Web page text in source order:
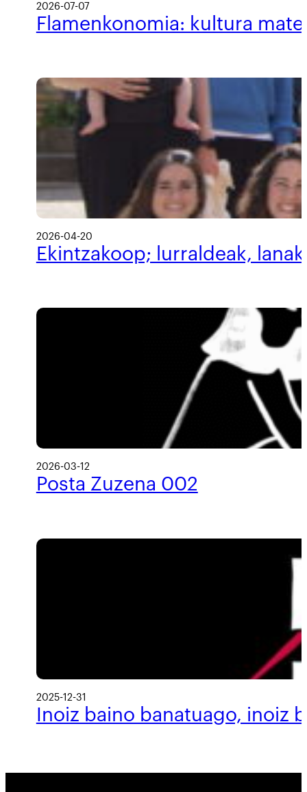
2026-07-07
Flamenkonomia: kultura
2026-04-20
Ekintzakoop; lurraldeak,
2026-03-12
Posta Zuzena 002
2025-12-31
Inoiz baino banatuago, inoiz